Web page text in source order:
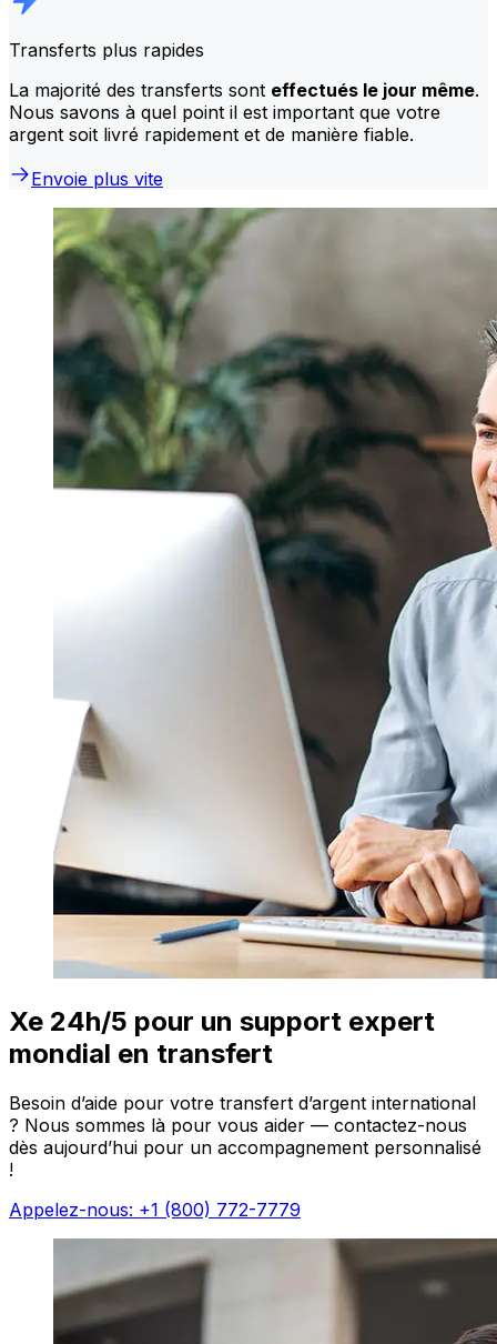
Transferts plus rapides
La majorité des transferts sont effectués le jour même.
Nous savons à quel point il est important que votre
argent soit livré rapidement et de manière fiable.
Envoie plus vite
Xe 24h/5 pour un support expert
mondial en transfert
Besoin d’aide pour votre transfert d’argent international
? Nous sommes là pour vous aider — contactez-nous
dès aujourd’hui pour un accompagnement personnalisé
!
Appelez-nous: +1 (800) 772-7779